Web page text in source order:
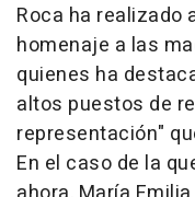
Roca ha realizado
homenaje a las
quienes ha
altos puestos de
representación"
En el caso de la